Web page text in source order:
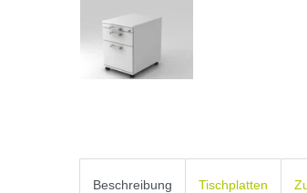
Beschreibung Tischplatten